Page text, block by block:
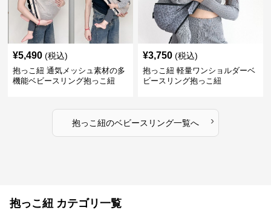
¥5,490 (税込)
抱っこ紐 通気メッシュ素材の多
機能ベビースリング抱っこ紐
¥3,750 (税込)
抱っこ紐 軽量ワンショルダーベ
ビースリング抱っこ紐
抱っこ紐のベビースリング一覧へ ›
抱っこ紐 カテゴリ一覧